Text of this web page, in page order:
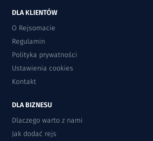
DLA KLIENTÓW
O Rejsomacie
Regulamin
Polityka prywatności
Ustawienia cookies
Kontakt
DLA BIZNESU
Dlaczego warto z nami
Jak dodać rejs